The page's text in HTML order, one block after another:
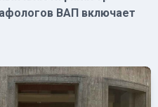
ВАП включает